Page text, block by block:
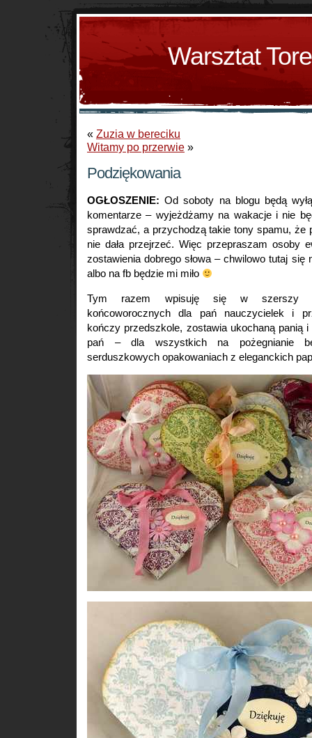
Warsztat
« Zuzia w bereciku
Witamy po przerwie »
Podziękowania
OGŁOSZENIE: Od soboty na blogu będą
komentarze – wyjeżdżamy na wakacje i nie
sprawdzać, a przychodzą takie tony spamu, że
nie dała przejrzeć. Więc przepraszam osoby
zostawienia dobrego słowa – chwilowo tutaj się
albo na fb będzie mi miło
Tym razem wpisuję się w szerszy
końcoworocznych dla pań nauczycielek i
kończy przedszkole, zostawia ukochaną panią i
pań – dla wszystkich na pożegnianie
serduszkowych opakowaniach z eleganckich